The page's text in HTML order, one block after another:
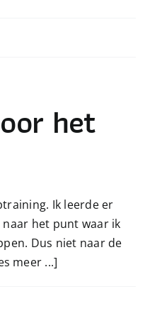
het
Ik leerde er
het punt waar ik
Dus niet naar de
meer ...]